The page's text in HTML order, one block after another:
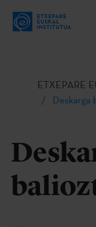
ETXEPARE
Deskarga